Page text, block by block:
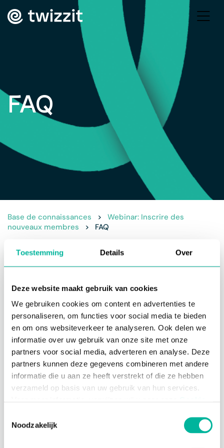
Toestemming Details Over
Deze website maakt gebruik van cookies
We gebruiken cookies om content en advertenties te
personaliseren, om functies voor social media te bieden
en om ons websiteverkeer te analyseren. Ook delen we
informatie over uw gebruik van onze site met onze
partners voor social media, adverteren en analyse. Deze
partners kunnen deze gegevens combineren met andere
informatie die u aan ze heeft verstrekt of die ze hebben
verzameld op basis van uw gebruik van hun services.
Noodzakelijk
FAQ
Base de connaissances >
Webinar: Inscrire des
nouveaux membres
> FAQ
énumérer les principaux ici.
Puis-je également ajouter une réduction
familiale si 3 membres d'une famille sont
membres?
Comment activer les listes d'attente
lorsque le stock est épuisé ?
Quelles sont les conditions qu'un document
Comment puis-je supprimer les inscriptions